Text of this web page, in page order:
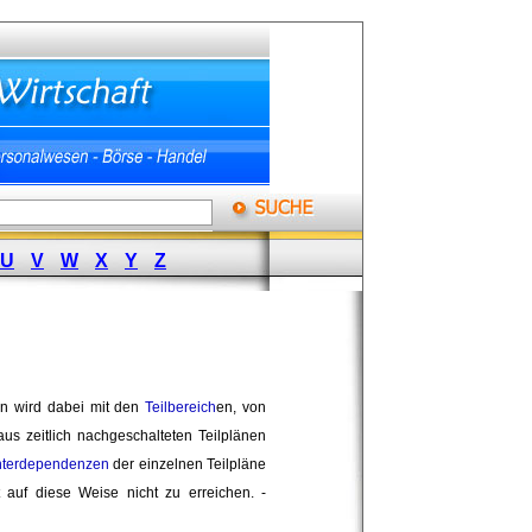
U V W X Y Z
wird dabei mit denTeilbereichen, von
zeitlich nachgeschalteten Teilplänen
der einzelnen Teilpläne
diese Weise nicht zu erreichen. -